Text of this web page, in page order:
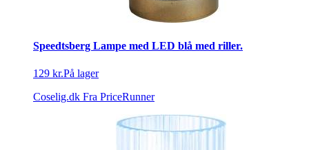
Speedtsberg Lampe med LED blå med riller.
129 kr.På lager
Coselig.dk Fra PriceRunner